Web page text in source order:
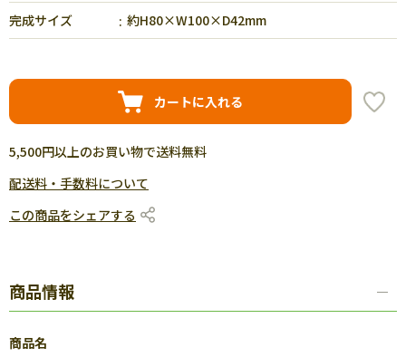
完成サイズ 約H80×W100×D42mm
カートに入れる
5,500円以上のお買い物で送料無料
配送料・手数料について
この商品をシェアする
商品情報
商品名